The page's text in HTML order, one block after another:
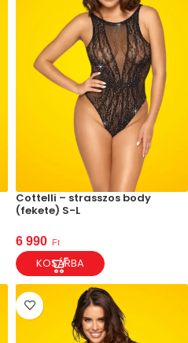
Cottelli – strasszos body
(fekete) S-L
6 990 Ft
KOSÁRBA